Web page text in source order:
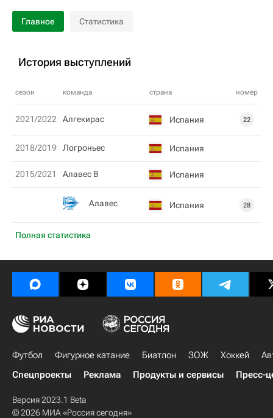
Главное Статистика
История выступлений
сезон команда страна номер
Полная статистика
2021/2022 Алгекирас Испания 22
2018/2019 Логроньес Испания
2015/2021 Алавес В Испания
Алавес Испания 28
Футбол Фигурное катание Биатлон ЗОЖ Хоккей
Спецпроекты
Реклама Продукты и сервисы Пресс-
Версия 2023.1 Beta
© 2026 МИА «Россия сегодня»